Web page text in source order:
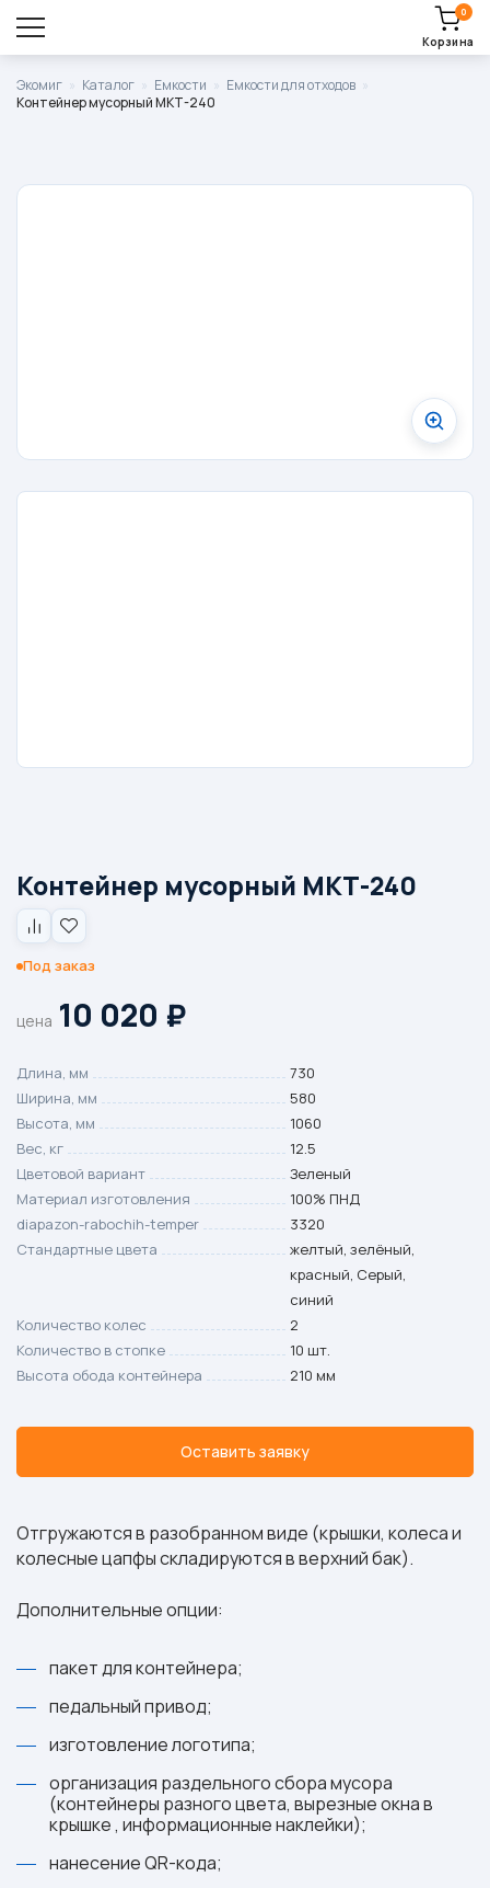
Оставить заявку
Корзина
0
Корзина пуста.
Экомиг » Каталог » Емкости » Емкости для отходов »
Контейнер мусорный МКТ-240
Контейнер мусорный МКТ-240
Под заказ
цена 10 020 ₽
Длина, мм
730
Ширина, мм
580
Высота, мм
1060
Вес, кг
12.5
Цветовой вариант
Зеленый
Материал изготовления
100% ПНД
diapazon-rabochih-temper
3320
Стандартные цвета
желтый, зелёный,
красный, Серый,
синий
Количество колес
2
Количество в стопке
10 шт.
Высота обода контейнера
210 мм
Оставить заявку
Отгружаются в разобранном виде (крышки, колеса и
колесные цапфы складируются в верхний бак).
Дополнительные опции:
пакет для контейнера;
педальный привод;
изготовление логотипа;
организация раздельного сбора мусора
(контейнеры разного цвета, вырезные окна в
крышке , информационные наклейки);
нанесение QR-кода;